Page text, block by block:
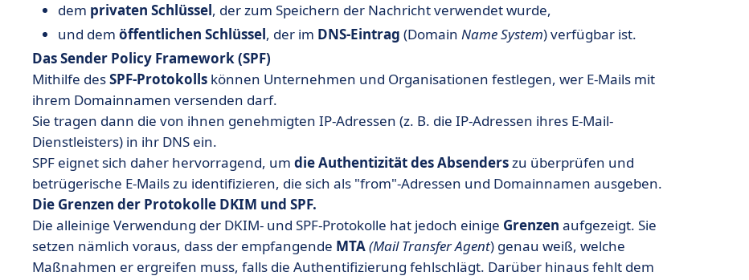
dem privaten Schlüssel, der zum Speichern der Nachricht verwendet wurde,
und dem öffentlichen Schlüssel, der im DNS-Eintrag (Domain Name System) verfügbar ist.
Das Sender Policy Framework (SPF)
Mithilfe desSPF-Protokolls können Unternehmen und Organisationen festlegen, wer E-Mails mit
ihrem Domainnamen versenden darf.
Sie tragen dann die von ihnen genehmigten IP-Adressen (z. B. die IP-Adressen ihres E-Mail-
Dienstleisters) in ihr DNS ein.
SPF eignet sich daher hervorragend, um die AuthentizitätdesAbsenderszu überprüfen und
betrügerische E-Mails zu identifizieren, die sich als "from"-Adressen und Domainnamen ausgeben.
Die Grenzen der Protokolle DKIM und SPF.
Die alleinige Verwendung der DKIM- und SPF-Protokolle hat jedoch einige Grenzen aufgezeigt. Sie
setzen nämlich voraus, dass der empfangende MTA(Mail TransferAgent) genau weiß, welche
Maßnahmen er ergreifen muss, falls die Authentifizierung fehlschlägt. Darüber hinaus fehlt dem